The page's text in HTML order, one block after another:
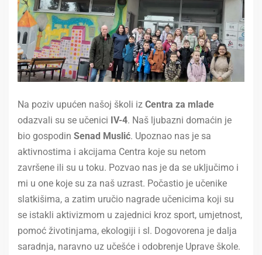
Na poziv upućen našoj školi iz Centra za mlade
odazvali su se učenici IV-4. Naš ljubazni domaćin je
bio gospodin Senad Muslić. Upoznao nas je sa
aktivnostima i akcijama Centra koje su netom
završene ili su u toku. Pozvao nas je da se uključimo i
mi u one koje su za naš uzrast. Počastio je učenike
slatkišima, a zatim uručio nagrade učenicima koji su
se istakli aktivizmom u zajednici kroz sport, umjetnost,
pomoć životinjama, ekologiji i sl. Dogovorena je dalja
saradnja, naravno uz učešće i odobrenje Uprave škole.